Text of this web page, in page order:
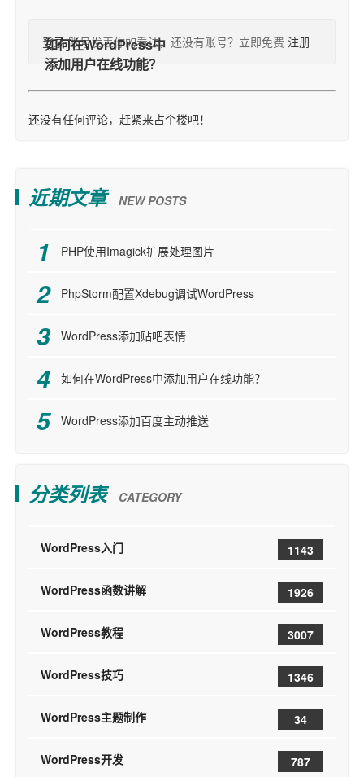
登录账号发表你的看法，还没有账号？立即免费 注册
还没有任何评论，赶紧来占个楼吧！
近期文章 NEW POSTS
PHP使用Imagick扩展处理图片
PhpStorm配置Xdebug调试WordPress
WordPress添加贴吧表情
如何在WordPress中添加用户在线功能？
WordPress添加百度主动推送
分类列表 CATEGORY
WordPress入门 1143
WordPress函数讲解 1926
WordPress教程 3007
WordPress技巧 1346
WordPress主题制作 34
WordPress开发 787